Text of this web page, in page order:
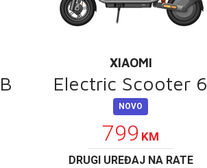
XIAOMI
Electric Scooter 6
NOVO
799 KM
DRUGI UREĐAJ NA RATE